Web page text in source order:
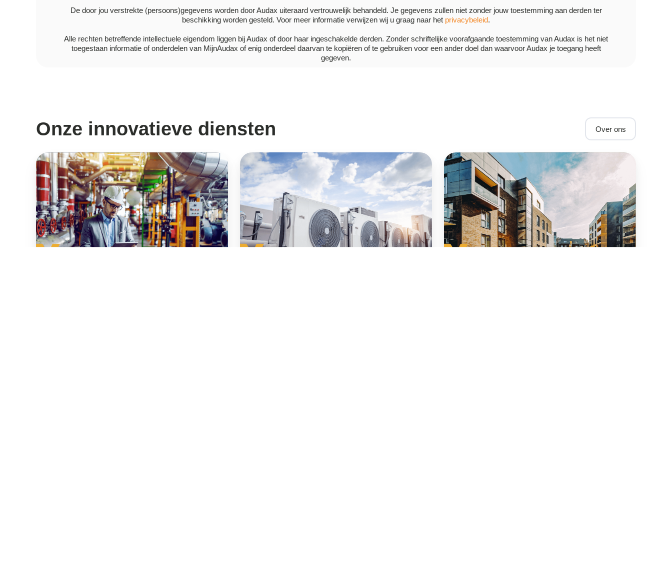
De door jou verstrekte (persoons)gegevens worden door Audax uiteraard vertrouwelijk behandeld. Je gegevens zullen niet zonder jouw toestemming aan derden ter
beschikking worden gesteld. Voor meer informatie verwijzen wij u graag naar het privacybeleid.
Alle rechten betreffende intellectuele eigendom liggen bij Audax of door haar ingeschakelde derden. Zonder schriftelijke voorafgaande toestemming van Audax is het niet
toegestaan informatie of onderdelen van MijnAudax of enig onderdeel daarvan te kopiëren of te gebruiken voor een ander doel dan waarvoor Audax je toegang heeft
gegeven.
Onze innovatieve diensten Over ons
Energiescan Energiemanagement Energiescope